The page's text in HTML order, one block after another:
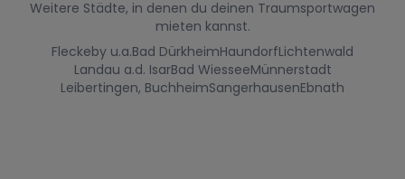
Weitere Städte, in denen du deinen Traumsportwagen
mieten kannst.
Fleckeby u.a.Bad DürkheimHaundorfLichtenwald
Landau a.d. IsarBad WiesseeMünnerstadt
Leibertingen, BuchheimSangerhausenEbnath